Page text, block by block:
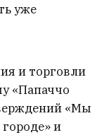
уже
и торговли
«Папаччо
«Мы
и